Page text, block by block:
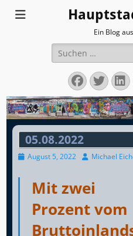
Ein Blog
Suchen
nach:
05.08.2022
Veröffentlicht
August 5, 2022 AutorMichael
Mit zwei
Prozent vom